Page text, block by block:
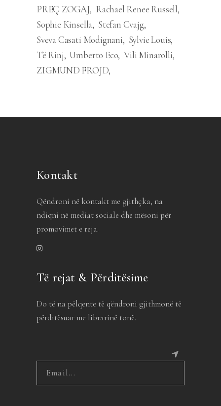
PREÇ ZOGAJ
Rachael Renee Russell
Sophie Kinsella
Stefan Cvajg
Sveva Casati Modignani
Sylvie Louis
Të Rinj Umberto Eco Vili Minarolli
ZIGMUND FROJD
Kontakt
Qëndroni në kontakt me gjithçka, na
ndiqni në mediat sociale dhe mësoni për
promovimet e reja.
Të rejat & Përditësime
Do të na pëlqente të qëndroni gjithmonë të
përditësuar me librarinë tonë.